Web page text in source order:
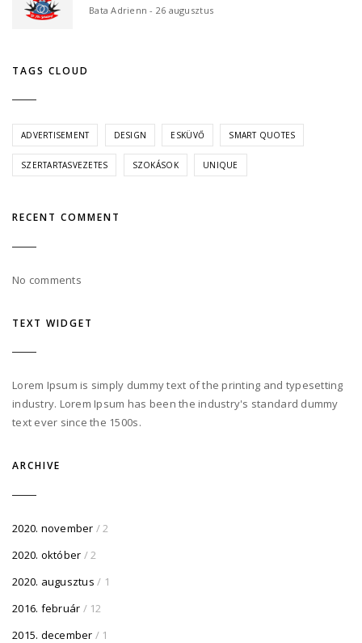
Bata Adrienn - 26 augusztus
TAGS CLOUD
ADVERTISEMENT DESIGN ESKÜVŐ SMART QUOTES
SZERTARTASVEZETES SZOKÁSOK UNIQUE
RECENT COMMENT
No comments
TEXT WIDGET
Lorem Ipsum is simply dummy text of the printing and typesetting
industry. Lorem Ipsum has been the industry's standard dummy
text ever since the 1500s.
ARCHIVE
2020. november / 2
2020. október / 2
2020. augusztus / 1
2016. február / 12
2015. december / 1